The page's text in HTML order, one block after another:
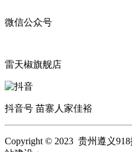
微信公众号
雷天椒旗舰店
抖音号 苗寨人家佳裕
Copyright © 2023 贵州遵义